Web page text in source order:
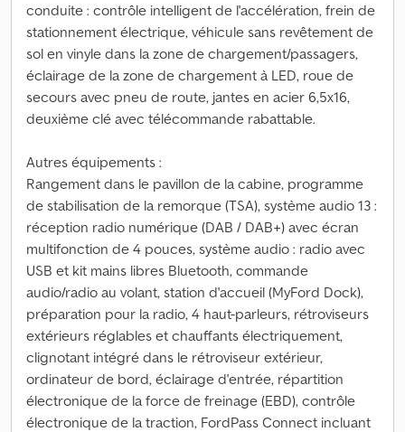
conduite : contrôle intelligent de l'accélération, frein de
stationnement électrique, véhicule sans revêtement de
sol en vinyle dans la zone de chargement/passagers,
éclairage de la zone de chargement à LED, roue de
secours avec pneu de route, jantes en acier 6,5x16,
deuxième clé avec télécommande rabattable.
Autres équipements :
Rangement dans le pavillon de la cabine, programme
de stabilisation de la remorque (TSA), système audio 13 :
réception radio numérique (DAB / DAB+) avec écran
multifonction de 4 pouces, système audio : radio avec
USB et kit mains libres Bluetooth, commande
audio/radio au volant, station d'accueil (MyFord Dock),
préparation pour la radio, 4 haut-parleurs, rétroviseurs
extérieurs réglables et chauffants électriquement,
clignotant intégré dans le rétroviseur extérieur,
ordinateur de bord, éclairage d'entrée, répartition
électronique de la force de freinage (EBD), contrôle
électronique de la traction, FordPass Connect incluant